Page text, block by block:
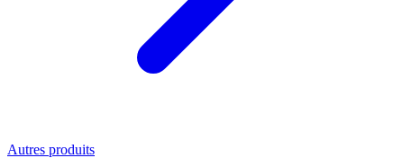
Autres produits